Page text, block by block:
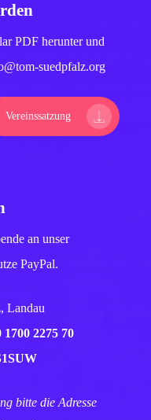
PDF herunter und
suedpfalz.org
Vereinssatzung
an unser
PayPal.
Landau
2275 70
bitte die Adresse